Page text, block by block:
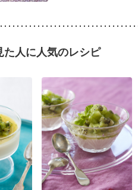
た人に人気のレシピ